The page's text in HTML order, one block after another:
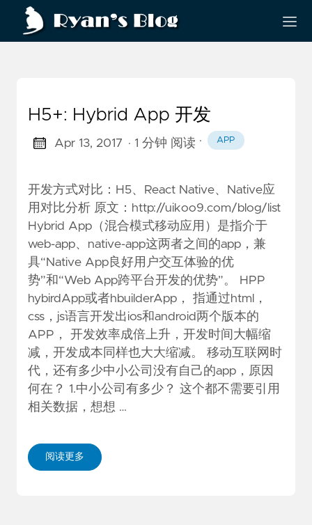
H5+: Hybrid App 开发
Apr 13, 2017 · 1 分钟 阅读 · APP
开发方式对比：H5、React Native、Native应
用对比分析 原文：http://uikoo9.com/blog/list
Hybrid App（混合模式移动应用）是指介于
web-app、native-app这两者之间的app，兼
具“Native App良好用户交互体验的优
势”和“Web App跨平台开发的优势”。 HPP
hybirdApp或者hbuilderApp， 指通过html，
css，js语言开发出ios和android两个版本的
APP， 开发效率成倍上升，开发时间大幅缩
减，开发成本同样也大大缩减。 移动互联网时
代，还有多少中小公司没有自己的app，原因
何在？ 1.中小公司有多少？ 这个都不需要引用
相关数据，想想 …
阅读更多